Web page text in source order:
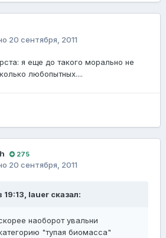
20 сентября, 2011
я еще до такого морально не
любопытных....
275
20 сентября, 2011
lauer сказал:
наоборот увальни
"тупая биомасса"